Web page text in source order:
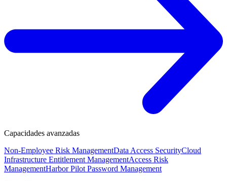
Capacidades avanzadas
Non-Employee Risk ManagementData Access SecurityCloud
Infrastructure Entitlement ManagementAccess Risk
ManagementHarbor Pilot Password Management